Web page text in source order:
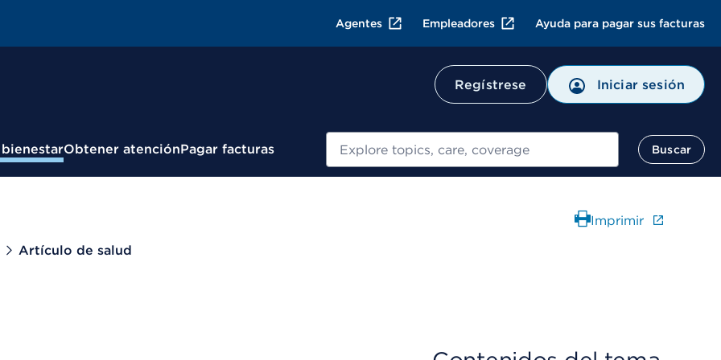
Agentes Empleadores Ayuda para pagar sus facturas
Regístrese Iniciar sesión
Obtener atenciónPagar facturas Buscar
Artículo de salud
Imprimir